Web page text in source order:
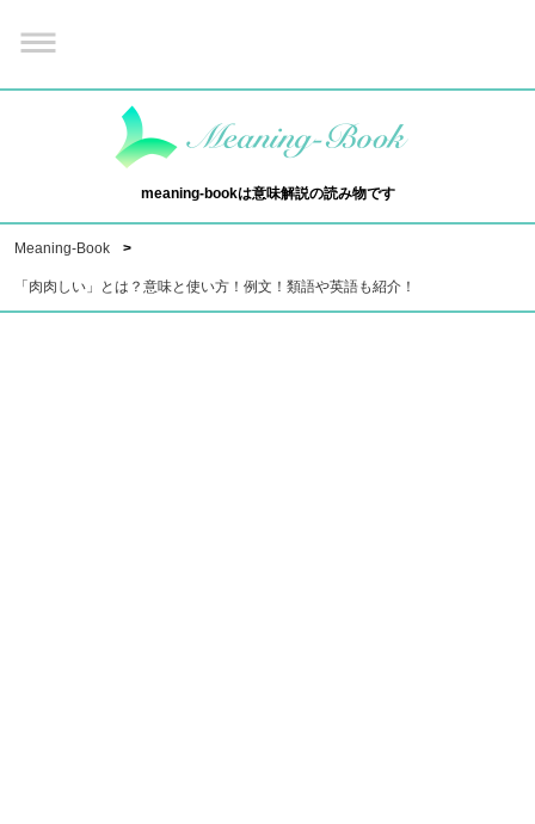
meaning-bookは意味解説の読み物です
Meaning-Book
「肉肉しい」とは？意味と使い方！例文！類語や英語も紹介！